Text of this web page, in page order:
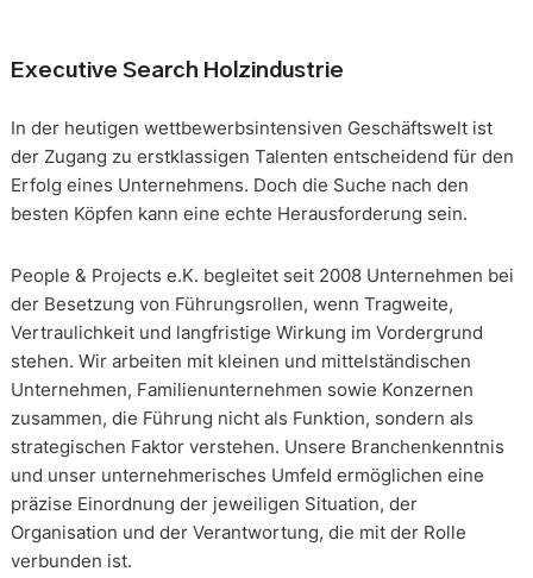
Executive Search Holzindustrie
In der heutigen wettbewerbsintensiven Geschäftswelt ist
der Zugang zu erstklassigen Talenten entscheidend für den
Erfolg eines Unternehmens. Doch die Suche nach den
besten Köpfen kann eine echte Herausforderung sein.
People & Projects e.K. begleitet seit 2008 Unternehmen bei
der Besetzung von Führungsrollen, wenn Tragweite,
Vertraulichkeit und langfristige Wirkung im Vordergrund
stehen. Wir arbeiten mit kleinen und mittelständischen
Unternehmen, Familienunternehmen sowie Konzernen
zusammen, die Führung nicht als Funktion, sondern als
strategischen Faktor verstehen. Unsere Branchenkenntnis
und unser unternehmerisches Umfeld ermöglichen eine
präzise Einordnung der jeweiligen Situation, der
Organisation und der Verantwortung, die mit der Rolle
verbunden ist.